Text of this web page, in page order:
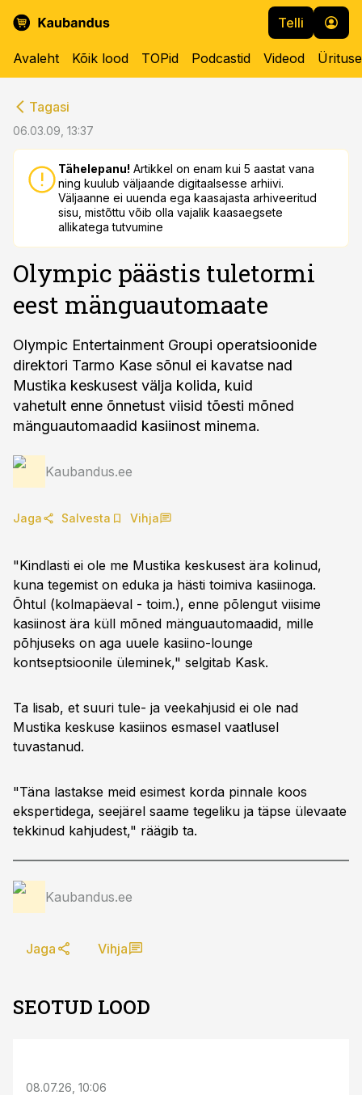
Telli
Avaleht Kõik lood TOPid Podcastid Videod
Tagasi
06.03.09, 13:37
Tähelepanu! Artikkel on enam kui 5 aastat vana
ning kuulub väljaande digitaalsesse arhiivi.
Väljaanne ei uuenda ega kaasajasta arhiveeritud
sisu, mistõttu võib olla vajalik kaasaegsete
allikatega tutvumine
Olympic päästis tuletormi
eest mänguautomaate
Olympic Entertainment Groupi operatsioonide
direktori Tarmo Kase sõnul ei kavatse nad
Mustika keskusest välja kolida, kuid
vahetult enne õnnetust viisid tõesti mõned
mänguautomaadid kasiinost minema.
Kaubandus.ee
Jaga Salvesta Vihja
"Kindlasti ei ole me Mustika keskusest ära kolinud,
kuna tegemist on eduka ja hästi toimiva kasiinoga.
Õhtul (kolmapäeval - toim.), enne põlengut viisime
kasiinost ära küll mõned mänguautomaadid, mille
põhjuseks on aga uuele kasiino-lounge
kontseptsioonile üleminek," selgitab Kask.
Ta lisab, et suuri tule- ja veekahjusid ei ole nad
Mustika keskuse kasiinos esmasel vaatlusel
tuvastanud.
"Täna lastakse meid esimest korda pinnale koos
ekspertidega, seejärel saame tegeliku ja täpse ülevaate
tekkinud kahjudest," räägib ta.
Kaubandus.ee
Jaga Vihja
SEOTUD LOOD
08.07.26, 10:06